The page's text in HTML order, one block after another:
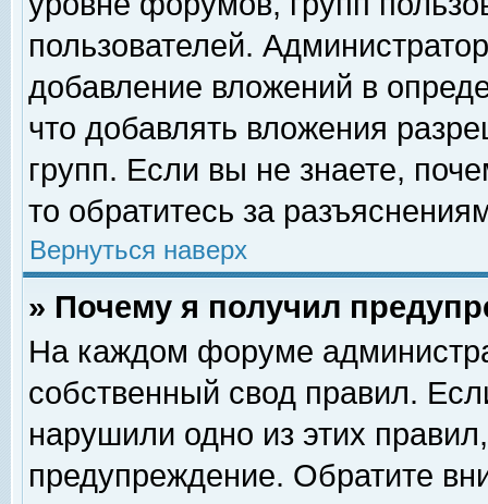
пользователей.
добавление вложений в
что добавлять вложения
групп. Если вы не знаете,
то обратитесь за
Вернуться наверх
» Почему я получил
На каждом форуме
собственный свод правил.
нарушили одно из этих
предупреждение. Обратите